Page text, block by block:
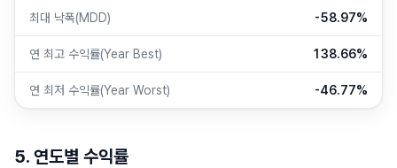
최대 낙폭(MDD) -58.97%
연 최고 수익률(Year Best) 138.66%
연 최저 수익률(Year Worst) -46.77%
5. 연도별 수익률